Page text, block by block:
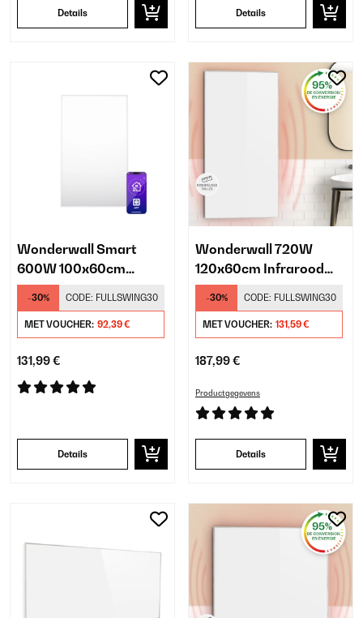
Details Details
Wonderwall Smart
600W 100x60cm
Infrarood Paneel Wit
-30% CODE: FULLSWING30
MET VOUCHER: 92,39 €
131,99 €
Details
Wonderwall 720W
120x60cm Infrarood
Paneel Wit
-30% CODE: FULLSWING30
MET VOUCHER: 131,59 €
187,99 €
Productgegevens
Details